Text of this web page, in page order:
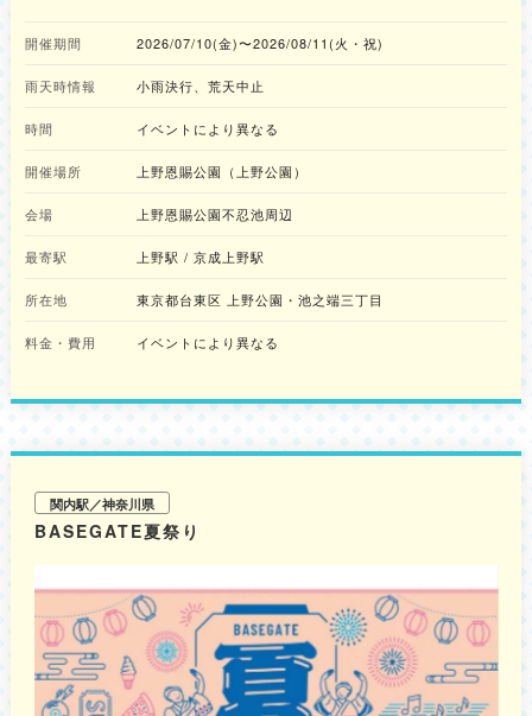
開催期間 2026/07/10(金)〜2026/08/11(火・祝)
雨天時情報 小雨決行、荒天中止
時間 イベントにより異なる
開催場所 上野恩賜公園（上野公園）
会場 上野恩賜公園不忍池周辺
最寄駅 上野駅 / 京成上野駅
所在地 東京都台東区 上野公園・池之端三丁目
料金・費用 イベントにより異なる
関内駅／神奈川県
BASEGATE夏祭り